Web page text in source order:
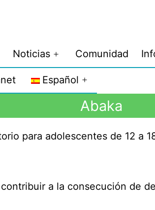
Noticias Comunidad
Español
Abaka
para adolescentes de 12 a
a la consecución de